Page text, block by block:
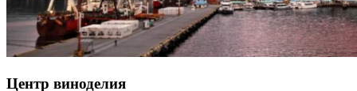
Центр виноделия